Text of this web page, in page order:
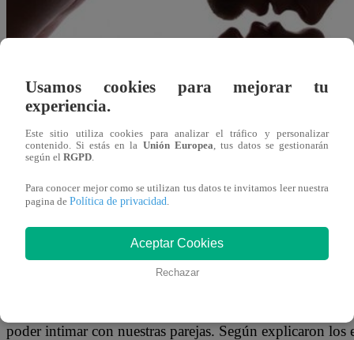
06 de septiembre 2019
poder intimar con nuestras parejas. Según explicaron
Usamos cookies para mejorar tu
experiencia.
Este sitio utiliza cookies para analizar el tráfico y personalizar
contenido. Si estás en la Unión Europea , tus datos se gestionarán
según el RGPD
Para conocer mejor como se utilizan tus datos te invitamos leer nuestra
pagina de Política de privacidad
Aceptar Cookies
Rechazar